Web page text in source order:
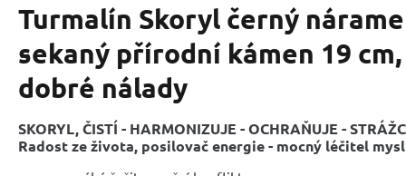
Turmalín Skoryl černý
sekaný přírodní kámen 19
dobré nálady
SKORYL, ČISTÍ - HARMONIZUJE - OCHRAŇUJE-
Radostze života, posilovač energie - mocný léčitel